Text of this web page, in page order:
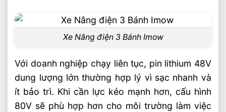
Xe Nâng điện 3 Bánh Imow
Với doanh nghiệp chạy liên tục, pin lithium 48V
dung lượng lớn thường hợp lý vì sạc nhanh và
ít bảo trì. Khi cần lực kéo mạnh hơn, cấu hình
80V sẽ phù hợp hơn cho môi trường làm việc